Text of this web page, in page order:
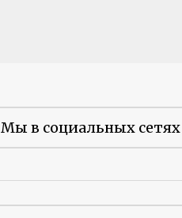
Мы в социальных сетях